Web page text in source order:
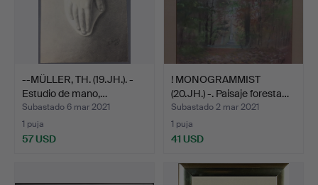
--MÜLLER, TH. (19.JH.). -
Estudio de mano,…
Subastado 6 mar 2021
1 puja
57 USD
! MONOGRAMMIST
(20.JH.) -. Paisaje foresta…
Subastado 2 mar 2021
1 puja
41 USD